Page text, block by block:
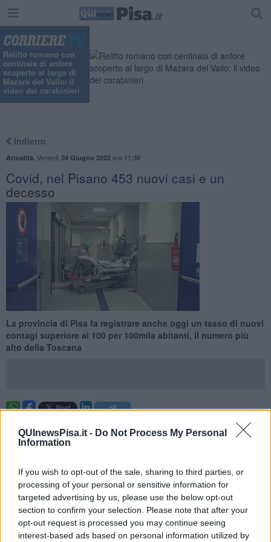
QUInewsPisa.it - Do Not Process My Personal
Information
If you wish to opt-out of the sale, sharing to third parties, or
processing of your personal or sensitive information for
targeted advertising by us, please use the below opt-out
section to confirm your selection. Please note that after your
opt-out request is processed you may continue seeing
interest-based ads based on personal information utilized by
Relitto romano con
centinaia di anfore
scoperto al largo di
Mazara del Vallo: il
video dei carabinieri
Indietro
Attualità Venerdì 24 Giugno 2022ore 11:38
Covid, nel Pisano 453 nuovi casi e un
decesso
La provincia di Pisa fa registrare anche oggi un tasso di nuovi
contagi superiore ai 100 per 100mila abitanti, il numero più
alto della Toscana
rilevati nell'arco delle
ultime 24 ore inprovincia di Pisa, che dunque registra un tasso
giornaliero di circa
ferma a 91,57 nuovi casi per 100mila abitanti. Nel Pisano è stato
accertato anche un nuovo decesso, relativo ad un uomo di 78 anni.
Di seguito il dettaglio delle nuove positività al coronavirus rilevate
nel Pisano, ripartite per ambito territoriale e Comuni di residenza
(per primi quelli con più nuovi casi in rapporto alla popolazione).